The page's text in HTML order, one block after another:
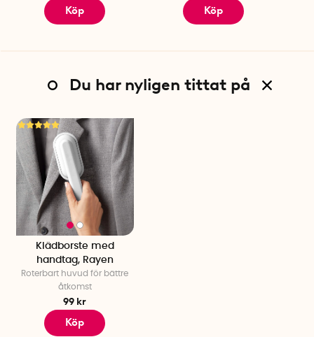
Köp Köp
Du har nyligen tittat på
Klädborste med
handtag, Rayen
Roterbart huvud för bättre
åtkomst
99 kr
Köp